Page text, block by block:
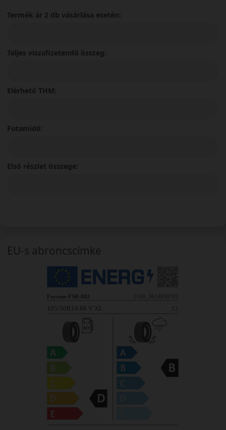
Termék ár 2 db vásárlása esetén:
Teljes viszafizetendő összeg:
Elérhető THM:
Futamidő:
Első részlet összege:
EU-s abroncscímke